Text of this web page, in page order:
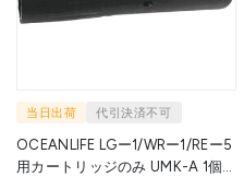
当日出荷 代引決済不可
OCEANLIFE LGー1/WRー1/REー5
用カートリッジのみ UMK-A 1個